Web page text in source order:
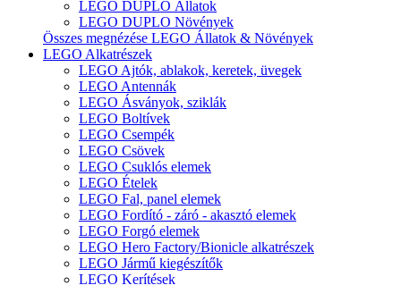
LEGO DUPLO Állatok
LEGO DUPLO Növények
Összes megnézése LEGO Állatok & Növények
LEGO Alkatrészek
LEGO Ajtók, ablakok, keretek, üvegek
LEGO Antennák
LEGO Ásványok, sziklák
LEGO Boltívek
LEGO Csempék
LEGO Csövek
LEGO Csuklós elemek
LEGO Ételek
LEGO Fal, panel elemek
LEGO Fordító - záró - akasztó elemek
LEGO Forgó elemek
LEGO Hero Factory/Bionicle alkatrészek
LEGO Jármű kiegészítők
LEGO Kerítések